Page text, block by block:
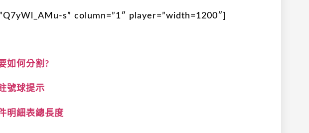
s” column=”1″ player=”width=1200″]
如何分割?
號球提示
明細表總長度